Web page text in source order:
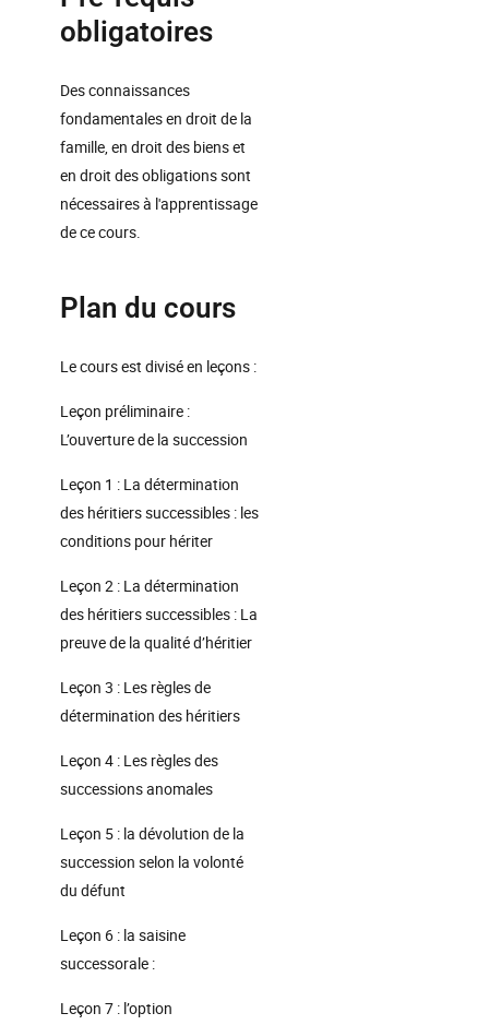
obligatoires
Des connaissances
fondamentales en droit de la
famille, en droit des biens et
en droit des obligations sont
nécessaires à l'apprentissage
de ce cours.
Plan du cours
Le cours est divisé en leçons :
Leçon préliminaire :
L’ouverture de la succession
Leçon 1 : La détermination
des héritiers successibles : les
conditions pour hériter
Leçon 2 : La détermination
des héritiers successibles : La
preuve de la qualité d’héritier
Leçon 3 : Les règles de
détermination des héritiers
Leçon 4 : Les règles des
successions anomales
Leçon 5 : la dévolution de la
succession selon la volonté
du défunt
Leçon 6 : la saisine
successorale :
Leçon 7 : l’option